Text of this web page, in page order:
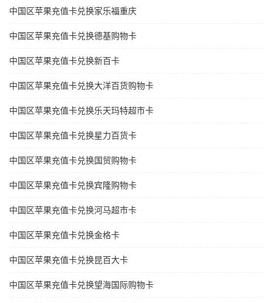
中国区苹果充值卡兑换家乐福重庆
中国区苹果充值卡兑换德基购物卡
中国区苹果充值卡兑换新百卡
中国区苹果充值卡兑换大洋百货购物卡
中国区苹果充值卡兑换乐天玛特超市卡
中国区苹果充值卡兑换星力百货卡
中国区苹果充值卡兑换国贸购物卡
中国区苹果充值卡兑换宾隆购物卡
中国区苹果充值卡兑换河马超市卡
中国区苹果充值卡兑换金格卡
中国区苹果充值卡兑换昆百大卡
中国区苹果充值卡兑换望海国际购物卡